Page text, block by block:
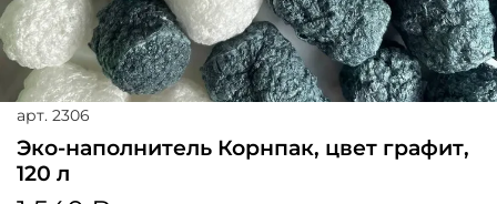
арт. 2306
Эко-наполнитель Корнпак, цвет графит,
120 л